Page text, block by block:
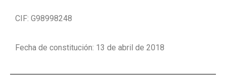
CIF: G98998248
Fecha de constitución: 13 de abril de 2018